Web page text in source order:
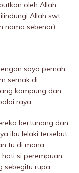
oleh Allah
Allah swt.
nama sebenar)
saya pernah
semak di
kampung dan
raya.
bertunang dan
ibu lelaki tersebut
tu di mana
si perempuan
sebegitu rupa.